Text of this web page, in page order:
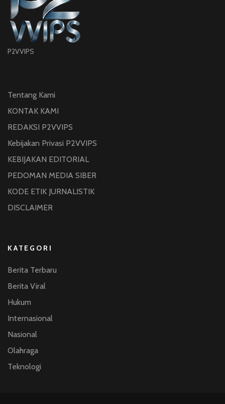
P2VVIPS
Tentang Kami
KONTAK KAMI
REDAKSI P2VVIPS
Kebijakan Privasi P2VVIPS
KEBIJAKAN EDITORIAL
PEDOMAN MEDIA SIBER
KODE ETIK JURNALISTIK
DISCLAIMER
KATEGORI
Berita Terbaru
Berita Viral
Hukum
Internasional
Nasional
Olahraga
Teknologi